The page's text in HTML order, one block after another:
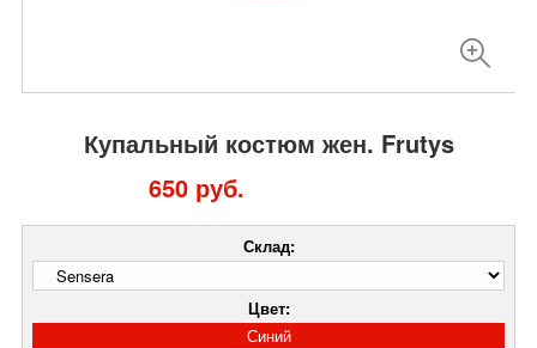
Купальный костюм жен. Frutys
650 руб.
Склад:
Цвет:
Синий